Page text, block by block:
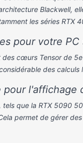
Blackwell,
les séries RTX
pour votre PC
des cœurs Tensor de
des
pour l'affichage
que la RTX 5090
permet de gérer
165Hz et +
-
5080
7.2
PC